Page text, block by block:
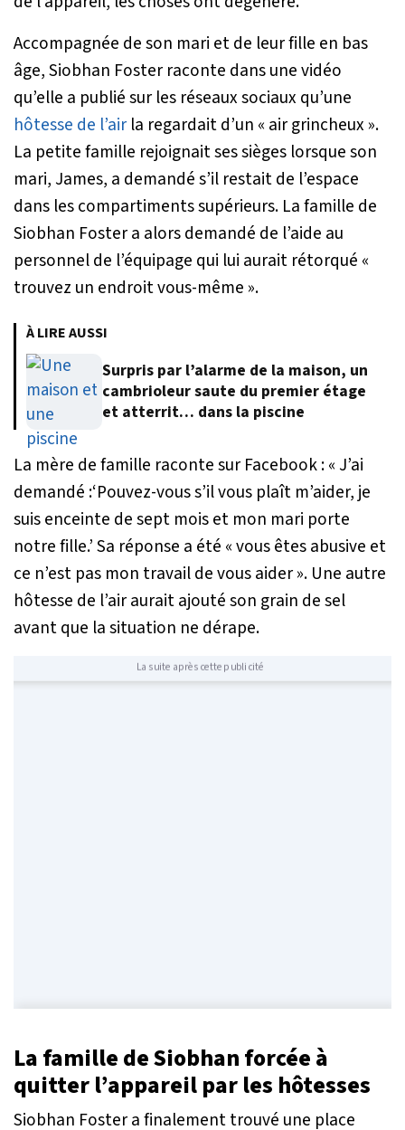
Accompagnée de son mari et de leur fille en bas
âge, Siobhan Foster raconte dans une vidéo
qu’elle a publié sur les réseaux sociaux qu’une
hôtesse de l’air la regardait d’un « air grincheux ».
La petite famille rejoignait ses sièges lorsque son
mari, James, a demandé s’il restait de l’espace
dans les compartiments supérieurs. La famille de
Siobhan Foster a alors demandé de l’aide au
personnel de l’équipage qui lui aurait rétorqué «
trouvez un endroit vous-même ».
À LIRE AUSSI
Surpris par l’alarme de la maison, un
cambrioleur saute du premier étage
et atterrit… dans la piscine
La mère de famille raconte sur Facebook : « J’ai
demandé :‘Pouvez-vous s’il vous plaît m’aider, je
suis enceinte de sept mois et mon mari porte
notre fille.’ Sa réponse a été « vous êtes abusive et
ce n’est pas mon travail de vous aider». Une autre
hôtesse de l’air aurait ajouté son grain de sel
avant que la situation ne dérape.
La suite après cette publicité
La famille de Siobhan forcée à
quitter l’appareil par les hôtesses
Siobhan Foster a finalement trouvé une place